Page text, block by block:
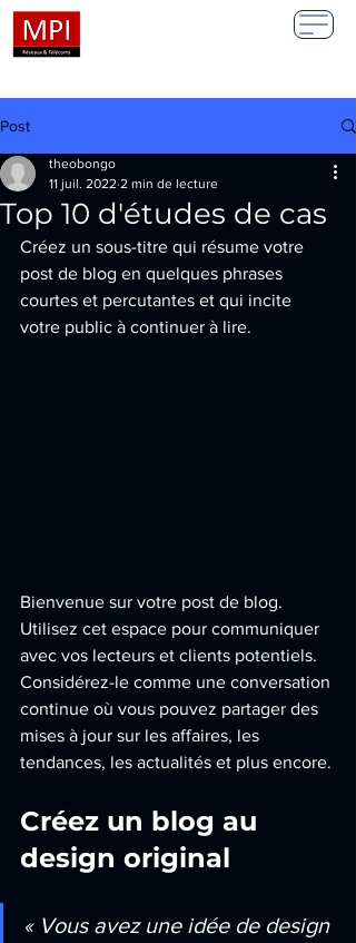
Post
Top 10 d'études de cas
theobongo
11 juil. 2022 2 min de lecture
Créez un sous-titre qui résume votre
post de blog en quelques phrases
courtes et percutantes et qui incite
votre public à continuer à lire.
Bienvenue sur votre post de blog.
Utilisez cet espace pour communiquer
avec vos lecteurs et clients potentiels.
Considérez-le comme une conversation
continue où vous pouvez partager des
mises à jour sur les affaires, les
tendances, les actualités et plus encore.
Créez un blog au
design original
« Vous avez une idée de design